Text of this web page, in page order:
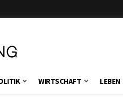
WIRTSCHAFT LEBEN